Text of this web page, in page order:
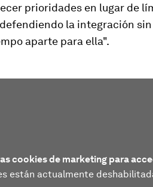
prioridades en lugar de
la integración
aparte para ella".
cookies de marketing para
están actualmente